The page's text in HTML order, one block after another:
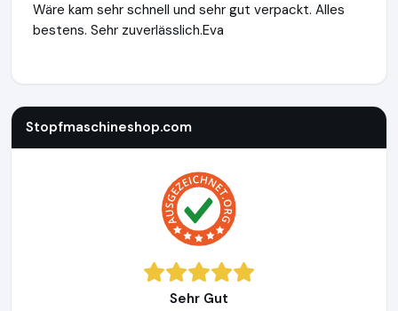
Wäre kam sehr schnell und sehr gut verpackt. Alles
bestens. Sehr zuverlässlich.Eva
Stopfmaschineshop.com
Sehr Gut